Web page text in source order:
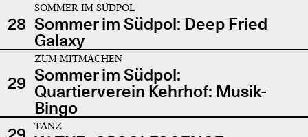
28
SOMMER IM SÜDPOL
Sommer im Südpol: Deep Fried
Galaxy
29
ZUM MITMACHEN
Sommer im Südpol:
Quartierverein Kehrhof: Musik-
Bingo
TANZ